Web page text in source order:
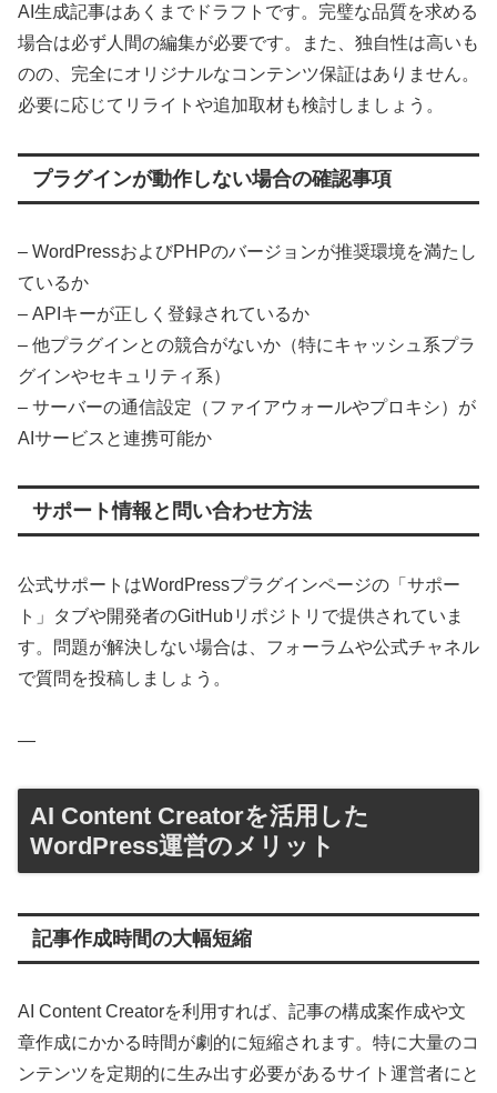
AI生成記事はあくまでドラフトです。完璧な品質を求める
場合は必ず人間の編集が必要です。また、独自性は高いも
のの、完全にオリジナルなコンテンツ保証はありません。
必要に応じてリライトや追加取材も検討しましょう。
プラグインが動作しない場合の確認事項
– WordPressおよびPHPのバージョンが推奨環境を満たし
ているか
– APIキーが正しく登録されているか
– 他プラグインとの競合がないか（特にキャッシュ系プラ
グインやセキュリティ系）
– サーバーの通信設定（ファイアウォールやプロキシ）が
AIサービスと連携可能か
サポート情報と問い合わせ方法
公式サポートはWordPressプラグインページの「サポー
ト」タブや開発者のGitHubリポジトリで提供されていま
す。問題が解決しない場合は、フォーラムや公式チャネル
で質問を投稿しましょう。
—
AI Content Creatorを活用した
WordPress運営のメリット
記事作成時間の大幅短縮
AI Content Creatorを利用すれば、記事の構成案作成や文
章作成にかかる時間が劇的に短縮されます。特に大量のコ
ンテンツを定期的に生み出す必要があるサイト運営者にと